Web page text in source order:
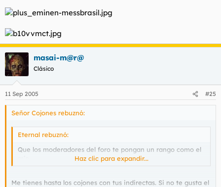
masai-m@r@
Clásico
11 Sep 2005 #25
Señor Cojones rebuznó:
Eternal rebuznó:
Que los moderadores del foro te pongan un rango como el
Haz clic para expandir...
Me tienes hasta los cojones con tus indirectas. Si no te gusta el